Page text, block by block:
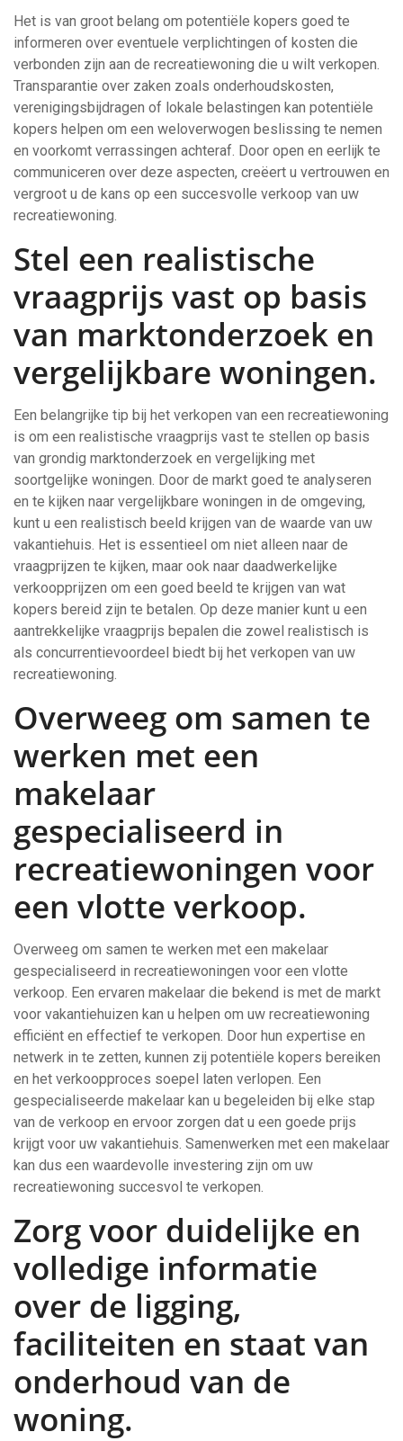
Het is van groot belang om potentiële kopers goed te
informeren over eventuele verplichtingen of kosten die
verbonden zijn aan de recreatiewoning die u wilt verkopen.
Transparantie over zaken zoals onderhoudskosten,
verenigingsbijdragen of lokale belastingen kan potentiële
kopers helpen om een weloverwogen beslissing te nemen
en voorkomt verrassingen achteraf. Door open en eerlijk te
communiceren over deze aspecten, creëert u vertrouwen en
vergroot u de kans op een succesvolle verkoop van uw
recreatiewoning.
Stel een realistische
vraagprijs vast op basis
van marktonderzoek en
vergelijkbare woningen.
Een belangrijke tip bij het verkopen van een recreatiewoning
is om een realistische vraagprijs vast te stellen op basis
van grondig marktonderzoek en vergelijking met
soortgelijke woningen. Door de markt goed te analyseren
en te kijken naar vergelijkbare woningen in de omgeving,
kunt u een realistisch beeld krijgen van de waarde van uw
vakantiehuis. Het is essentieel om niet alleen naar de
vraagprijzen te kijken, maar ook naar daadwerkelijke
verkoopprijzen om een goed beeld te krijgen van wat
kopers bereid zijn te betalen. Op deze manier kunt u een
aantrekkelijke vraagprijs bepalen die zowel realistisch is
als concurrentievoordeel biedt bij het verkopen van uw
recreatiewoning.
Overweeg om samen te
werken met een
makelaar
gespecialiseerd in
recreatiewoningen voor
een vlotte verkoop.
Overweeg om samen te werken met een makelaar
gespecialiseerd in recreatiewoningen voor een vlotte
verkoop. Een ervaren makelaar die bekend is met de markt
voor vakantiehuizen kan u helpen om uw recreatiewoning
efficiënt en effectief te verkopen. Door hun expertise en
netwerk in te zetten, kunnen zij potentiële kopers bereiken
en het verkoopproces soepel laten verlopen. Een
gespecialiseerde makelaar kan u begeleiden bij elke stap
van de verkoop en ervoor zorgen dat u een goede prijs
krijgt voor uw vakantiehuis. Samenwerken met een makelaar
kan dus een waardevolle investering zijn om uw
recreatiewoning succesvol te verkopen.
Zorg voor duidelijke en
volledige informatie
over de ligging,
faciliteiten en staat van
onderhoud van de
woning.